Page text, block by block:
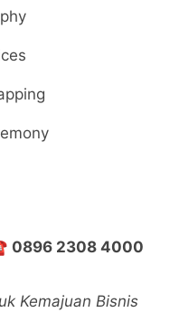
0896 2308 4000
Kemajuan Bisnis